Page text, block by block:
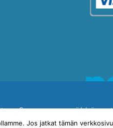
Seuraamme
Jos jatkat tämän